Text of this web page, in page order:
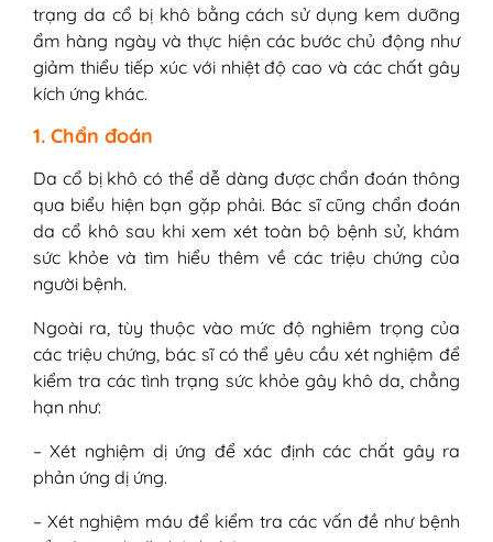
trạng da cổ bị khô bằng cách sử dụng kem dưỡng
ẩm hàng ngày và thực hiện các bước chủ động như
giảm thiểu tiếp xúc với nhiệt độ cao và các chất gây
kích ứng khác.
1. Chẩn đoán
Da cổ bị khô có thể dễ dàng được chẩn đoán thông
qua biểu hiện bạn gặp phải. Bác sĩ cũng chẩn đoán
da cổ khô sau khi xem xét toàn bộ bệnh sử, khám
sức khỏe và tìm hiểu thêm về các triệu chứng của
người bệnh.
Ngoài ra, tùy thuộc vào mức độ nghiêm trọng của
các triệu chứng, bác sĩ có thể yêu cầu xét nghiệm để
kiểm tra các tình trạng sức khỏe gây khô da, chẳng
hạn như:
– Xét nghiệm dị ứng để xác định các chất gây ra
phản ứng dị ứng.
– Xét nghiệm máu để kiểm tra các vấn đề như bệnh